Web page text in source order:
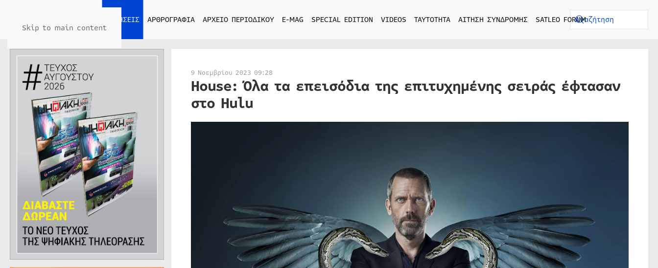
Skip to main content
ΕΙΔΗΣΕΙΣ ΑΡΘΡΟΓΡΑΦΙΑ ΑΡΧΕΙΟ ΠΕΡΙΟΔΙΚΟΥ E-MAG SPECIAL EDITION VIDEOS ΤΑΥΤΟΤΗΤΑ ΑΙΤΗΣΗ ΣΥΝΔΡΟΜΗΣ SATLEO FORUM
9 Νοεμβρίου 2023 09:28
House: Όλα τα επεισόδια της επιτυχημένης σειράς έφτασαν
στο Hulu